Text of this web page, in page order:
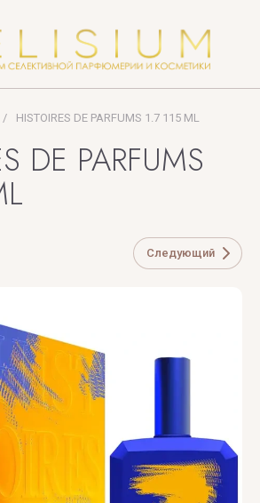
/ HISTOIRES DE PARFUMS 1.7 115 ML
DE PARFUMS
Следующий
Thomas
Kosmala
TIFFANY
Tiziana
Ford
X
Xerjoff
Y
Laurent
Z
ZILLI
ZOEVA